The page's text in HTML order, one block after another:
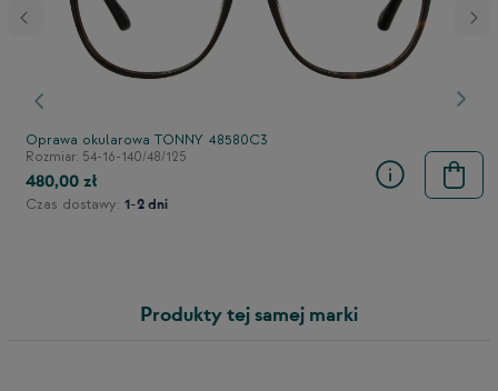
Poprzedni
Oprawa okularowa TONNY 48580C3
Rozmiar: 54-16-140/48/125
480,00 zł
Czas dostawy: 1-2 dni
Produkty tej samej marki